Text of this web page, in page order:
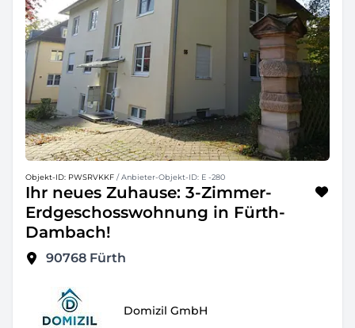
Objekt-ID: PWSRVKKF / Anbieter-Objekt-ID: E -280
Ihr neues Zuhause: 3-Zimmer-
Erdgeschosswohnung in Fürth-
Dambach!
90768 Fürth
Domizil GmbH